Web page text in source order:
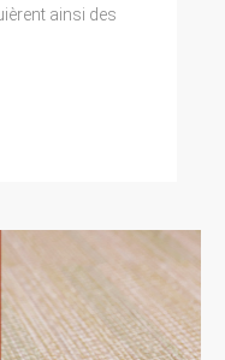
ainsi des